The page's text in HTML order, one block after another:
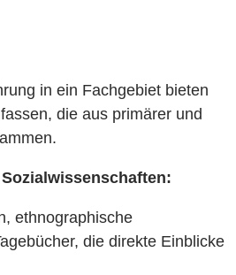
in ein Fachgebiet bieten
die aus primärer und
ethnographische
die direkte Einblicke